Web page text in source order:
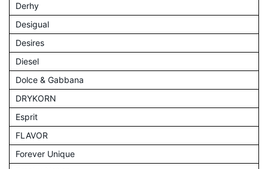
Derhy
Desigual
Desires
Diesel
Dolce & Gabbana
DRYKORN
Esprit
FLAVOR
Forever Unique